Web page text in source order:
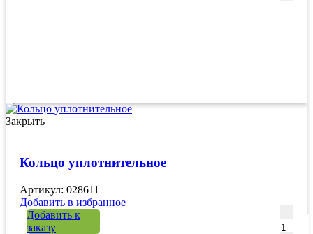
Закрыть
Кольцо уплотнительное
Артикул: 028611
Добавить в избранное
Добавить к
заказу